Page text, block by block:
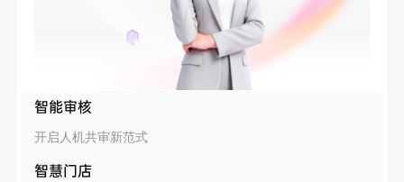
智能审核
开启人机共审新范式
智慧门店